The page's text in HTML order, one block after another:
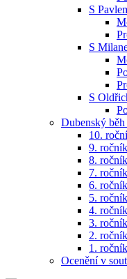
S
S
S
Dubenský
10.
9. ročník
8. ročník
7. ročník
6. ročník
5. ročník
4. ročník
3. ročník
2. ročník
1. ročník
Ocenění v